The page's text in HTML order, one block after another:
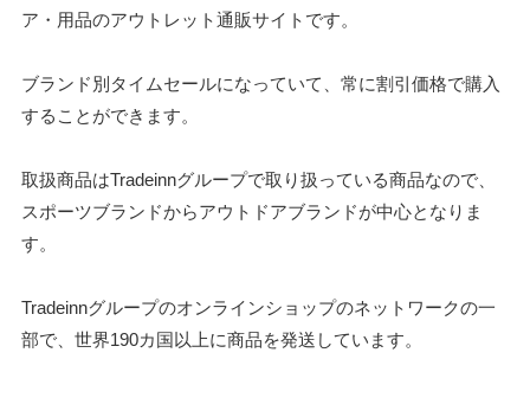
ア・用品のアウトレット通販サイトです。
ブランド別タイムセールになっていて、常に割引価格で購入
することができます。
取扱商品はTradeinnグループで取り扱っている商品なので、
スポーツブランドからアウトドアブランドが中心となりま
す。
Tradeinnグループのオンラインショップのネットワークの一
部で、世界190カ国以上に商品を発送しています。